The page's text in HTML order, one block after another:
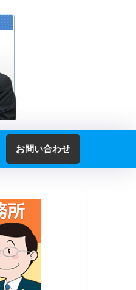
お問い合わせ